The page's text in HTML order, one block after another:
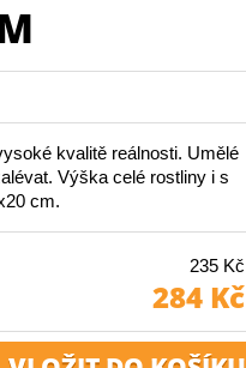
kvalitě reálnosti. Umělé
Výška celé rostliny i s
cm.
235 Kč
284 Kč